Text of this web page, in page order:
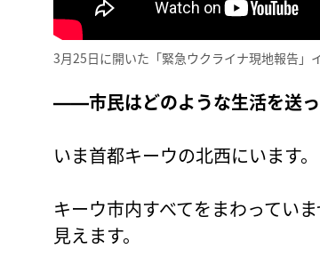
3月25日に開いた「緊急ウクライナ現地報告」
――市民はどのような生活を送っ
いま首都キーウの北西にいます
キーウ市内すべてをまわってい
見えます。